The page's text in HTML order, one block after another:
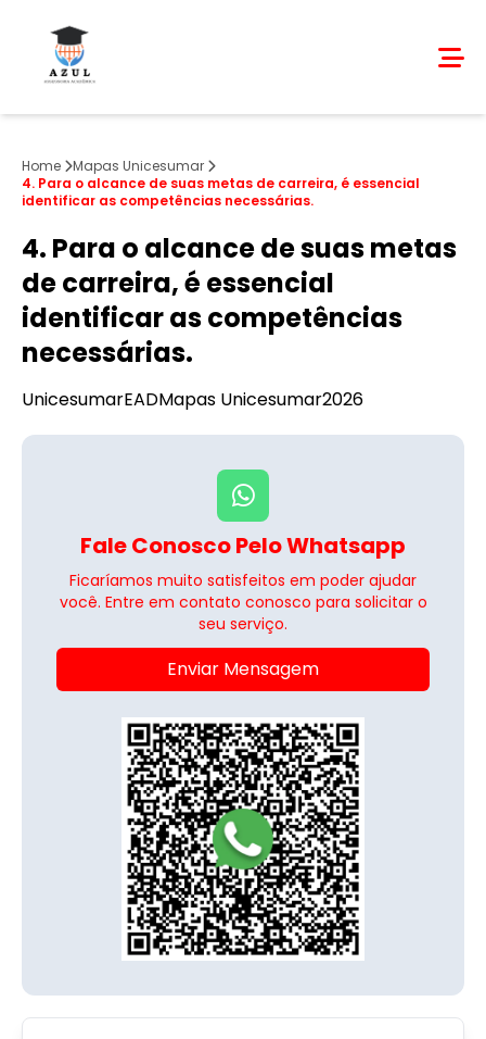
Home
Mapas Unicesumar
4. Para o alcance de suas metas de carreira, é essencial
identificar as competências necessárias.
4. Para o alcance de suas metas
de carreira, é essencial
identificar as competências
necessárias.
UnicesumarEADMapas Unicesumar2026
Fale Conosco Pelo Whatsapp
Ficaríamos muito satisfeitos em poder ajudar
você. Entre em contato conosco para solicitar o
seu serviço.
Enviar Mensagem